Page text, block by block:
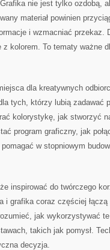
nie jest tylko ozdobą,
materiał powinien
i wzmacniać przekaz.
z kolorem. To tematy ważne
dla kreatywnych
tych, którzy lubią zadawać
kolorystykę, jak stworzyć
program graficzny, jak
w stopniowym
inspirować do twórczego
i grafika coraz częściej
jak wykorzystywać
takich jak pomysł.
decyzja.